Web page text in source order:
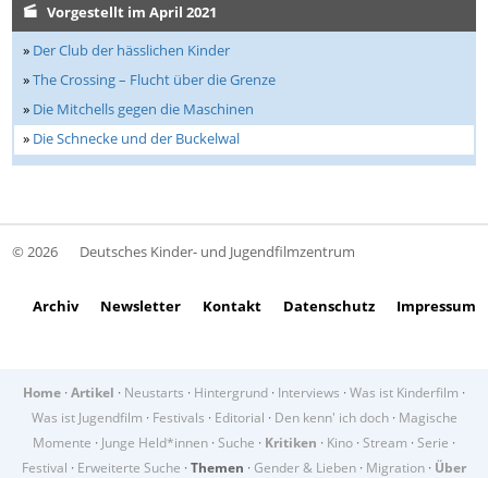
Vorgestellt im April 2021
» Der Club der hässlichen Kinder
»The Crossing – Flucht über die Grenze
» Die Mitchells gegen die Maschinen
» Die Schnecke und der Buckelwal
© 2026 Deutsches Kinder- und Jugendfilmzentrum
Archiv Newsletter Kontakt Datenschutz Impressum
Home · Artikel · Neustarts · Hintergrund · Interviews · Was ist Kinderfilm ·
Was ist Jugendfilm · Festivals · Editorial · Den kenn' ich doch· Magische
Momente · Junge Held*innen · Suche · Kritiken · Kino · Stream · Serie ·
Festival · Erweiterte Suche · Themen · Gender & Lieben · Migration · Über